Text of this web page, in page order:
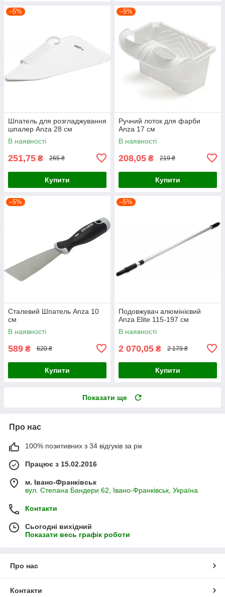
–5%
Шпатель для розгладжування
шпалер Anza 28 см
В наявності
251,75 ₴ 265 ₴
Купити
–5%
Ручний лоток для фарби
Anza 17 см
В наявності
208,05 ₴ 219 ₴
Купити
–5%
Сталевий Шпатель Anza 10
см
В наявності
589 ₴ 620 ₴
Купити
–5%
Подовжувач алюмінієвий
Anza Elite 115-197 см
В наявності
2 070,05 ₴ 2 179 ₴
Купити
Показати ще
Про нас
100% позитивних з 34 відгуків за рік
Працює з 15.02.2016
м. Івано-Франківськ
вул. Степана Бандери 62, Івано-Франківськ, Україна
Контакти
Сьогодні вихідний
Показати весь графік роботи
Про нас
Контакти